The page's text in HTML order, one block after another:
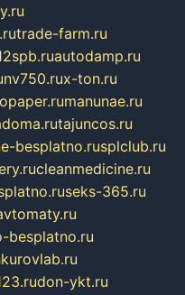
trade-farm.ru
autodamp.ru
nv750.rux-ton.ru
manunae.ru
tajuncos.ru
besplatno.rusplclub.ru
cleanmedicine.ru
seks-365.ru
besplatno.ru
don-ykt.ru